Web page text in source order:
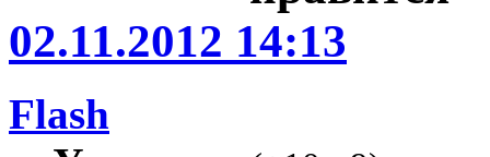
02.11.2012 14:13
Flash